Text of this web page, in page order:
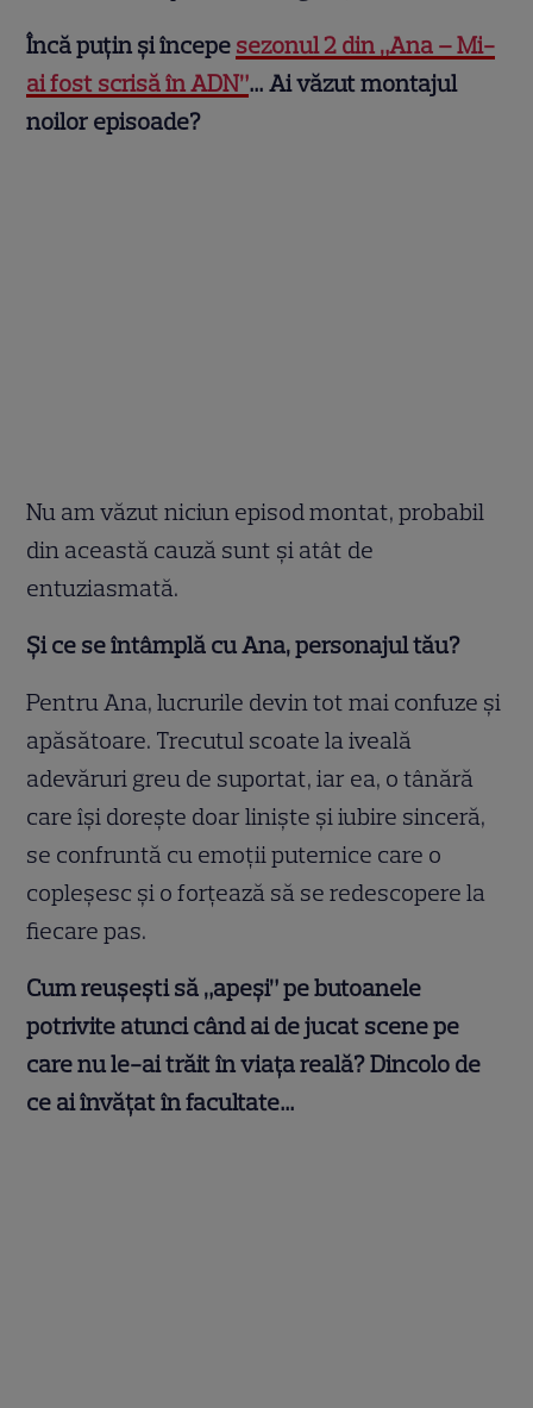
Încă puțin și începe sezonul 2 din „Ana – Mi-
ai fost scrisă în ADN”… Ai văzut montajul
noilor episoade?
Nu am văzut niciun episod montat, probabil
din această cauză sunt și atât de
entuziasmată.
Și ce se întâmplă cu Ana, personajul tău?
Pentru Ana, lucrurile devin tot mai confuze și
apăsătoare. Trecutul scoate la iveală
adevăruri greu de suportat, iar ea, o tânără
care își dorește doar liniște și iubire sinceră,
se confruntă cu emoții puternice care o
copleșesc și o forțează să se redescopere la
fiecare pas.
Cum reușești să „apeși” pe butoanele
potrivite atunci când ai de jucat scene pe
care nu le-ai trăit în viața reală? Dincolo de
ce ai învățat în facultate…